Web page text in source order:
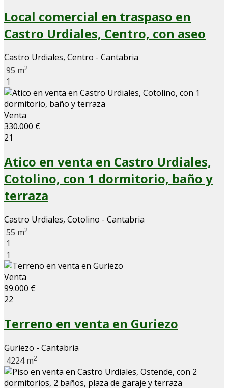
Local comercial en traspaso en
Castro Urdiales, Centro, con aseo
Castro Urdiales, Centro - Cantabria
95 m2
1
Venta
330.000 €
21
Atico en venta en Castro Urdiales,
Cotolino, con 1 dormitorio, baño y
terraza
Castro Urdiales, Cotolino - Cantabria
55 m2
1
1
Venta
99.000 €
22
Terreno en venta en Guriezo
Guriezo - Cantabria
4224 m2